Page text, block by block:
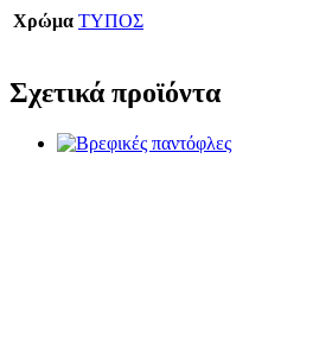
Χρώμα ΤΥΠΟΣ
Σχετικά προϊόντα